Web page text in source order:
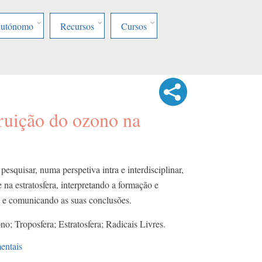
Recursos Cursos
do ozono na
numa perspetiva intra e interdisciplinar,
estratosfera, interpretando a formação e
comunicando as suas conclusões.
Troposfera; Estratosfera; Radicais Livres.